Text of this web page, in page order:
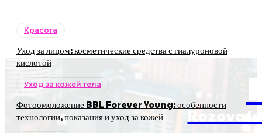
Красота
Уход за лицом: косметические средства с гиалуроновой
кислотой
Уход за кожей тела
Фотоомоложение BBL Forever Young: особенности
технологии, показания и уход за кожей